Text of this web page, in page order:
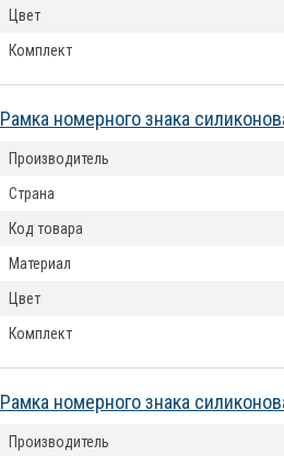
Цвет
Комплект
Рамка номерного знака
Производитель
Страна
Код товара
Материал
Цвет
Комплект
Рамка номерного знака
Производитель